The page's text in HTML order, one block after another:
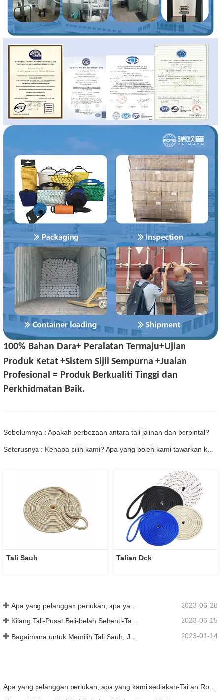
100% Bahan Dara+ Peralatan Termaju+Ujian
Produk Ketat +Sistem Sijil Sempurna +Jualan
Profesional = Produk Berkualiti Tinggi dan
Perkhidmatan Baik.
Sebelumnya : Apakah perbezaan antara tali jalinan dan berpintal?
Tali Sauh Talian Dok
2023-06-28
Kilang Tali-Pusat Beli-belah Sehenti-Tai an Rope LTD 2023-06-15
2023-01-14